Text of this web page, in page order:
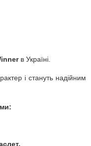
в Україні.
і стануть надійним